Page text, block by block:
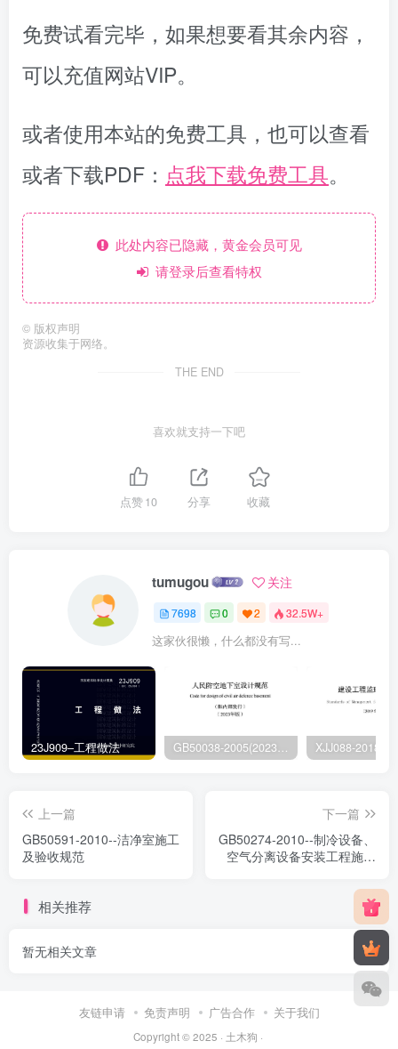
免费试看完毕，如果想要看其余内容，
可以充值网站VIP。
或者使用本站的免费工具，也可以查看
或者下载PDF： 点我下载免费工具。
此处内容已隐藏，黄金会员可见
请登录后查看特权
© 版权声明
资源收集于网络。
THE END
喜欢就支持一下吧
点赞10 分享 收藏
tumugou 关注
7698 0 2 32.5W+
这家伙很懒，什么都没有写...
23J909–工程做法 GB50038-2005(2023版)–人民防空地下室设计规范
上一篇
GB50591-2010--洁净室施工
及验收规范
下一篇
GB50274-2010--制冷设备、
空气分离设备安装工程施工
相关推荐
暂无相关文章
友链申请 免责声明 广告合作 关于我们
Copyright © 2025 · 土木狗 ·